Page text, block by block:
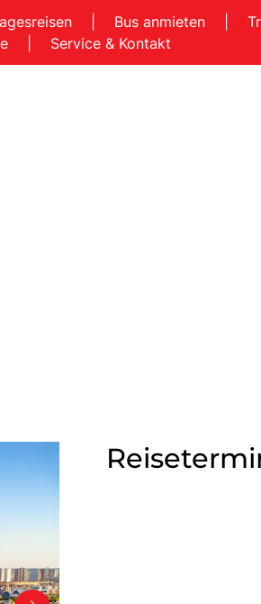
Bus anmieten
Service & Kontakt